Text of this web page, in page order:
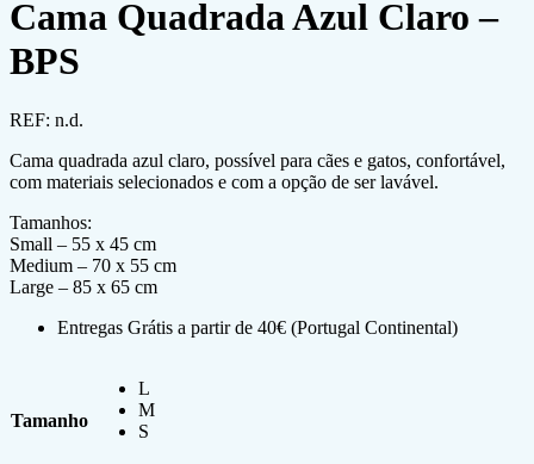
Cama Quadrada Azul Claro –
BPS
REF: n.d.
Cama quadrada azul claro, possível para cães e gatos, confortável,
com materiais selecionados e com a opção de ser lavável.
Tamanhos:
Small – 55 x 45 cm
Medium – 70 x 55 cm
Large – 85 x 65 cm
Entregas Grátis a partir de 40€ (Portugal Continental)
Tamanho
L
M
S